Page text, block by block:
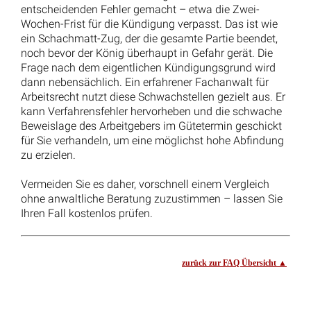
Kontaktformular
Termin vereinbaren
Impressum
Datenschutz
Mandantenhinweise nach DSGVO
Widerrufsbelehrung
Online Mandatsbedingungen
Kontakt
Glossar & FAQ
Rechtsanwälte Kotz GbR – Arbeitsrecht Siegen–